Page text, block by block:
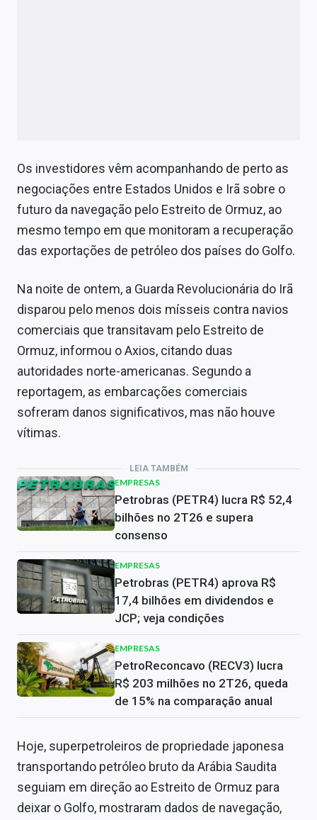
Os investidores vêm acompanhando de perto as
negociações entre Estados Unidos e Irã sobre o
futuro da navegação pelo Estreito de Ormuz, ao
mesmo tempo em que monitoram a recuperação
das exportações de petróleo dos países do Golfo.
Na noite de ontem, a Guarda Revolucionária do Irã
disparou pelo menos dois mísseis contra navios
comerciais que transitavam pelo Estreito de
Ormuz, informou o Axios, citando duas
autoridades norte-americanas. Segundo a
reportagem, as embarcações comerciais
sofreram danos significativos, mas não houve
vítimas.
LEIA TAMBÉM
EMPRESAS
Petrobras (PETR4) lucra R$ 52,4
bilhões no 2T26 e supera
consenso
EMPRESAS
Petrobras (PETR4) aprova R$
17,4 bilhões em dividendos e
JCP; veja condições
EMPRESAS
PetroReconcavo (RECV3) lucra
R$ 203 milhões no 2T26, queda
de 15% na comparação anual
Hoje, superpetroleiros de propriedade japonesa
transportando petróleo bruto da Arábia Saudita
seguiam em direção ao Estreito de Ormuz para
deixar o Golfo, mostraram dados de navegação,